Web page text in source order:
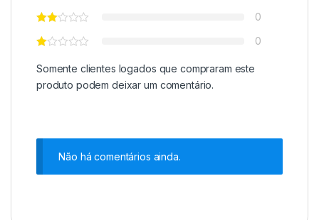
0
0
Somente clientes logados que compraram este
produto podem deixar um comentário.
Não há comentários ainda.